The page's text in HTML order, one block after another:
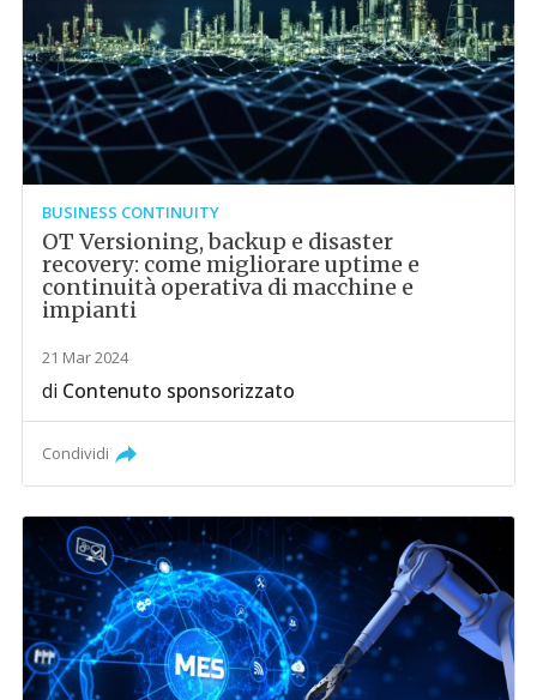
BUSINESS CONTINUITY
OT Versioning, backup e disaster
recovery: come migliorare uptime e
continuità operativa di macchine e
impianti
21 Mar 2024
di Contenuto sponsorizzato
Condividi